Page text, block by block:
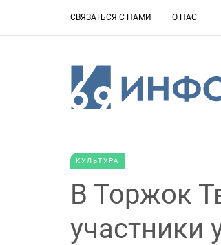
СВЯЗАТЬСЯ С НАМИ О НАС
КУЛЬТУРА
В Торжок
участники